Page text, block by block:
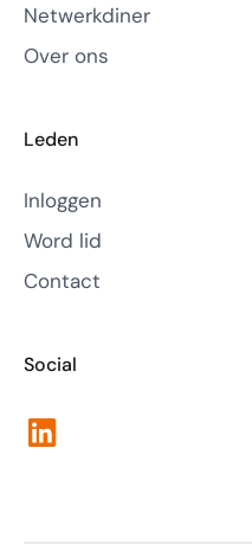
Netwerkdiner
Over ons
Leden
Inloggen
Word lid
Contact
Social
LinkedIn